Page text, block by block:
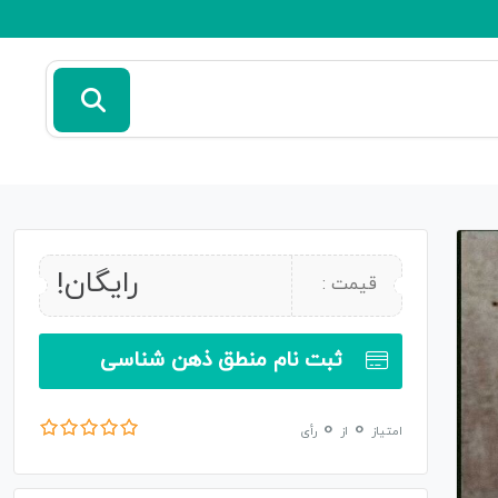
قیمت : رایگان!
ثبت نام منطق ذهن شناسی
امتیاز 0 از 0 رأی